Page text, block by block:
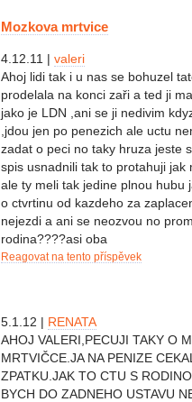
Mozkova mrtvice
4.12.11 | valeri
Ahoj lidi tak i u nas se bohuzel
prodelala na konci zaři a ted ji
jako je LDN ,ani se ji nedivim
,jdou jen po penezich ale uctu
zadat o peci no taky hruza jeste
spis usnadnili tak to protahuji
ale ty meli tak jedine plnou hubu
o ctvrtinu od kazdeho za
nejezdi a ani se neozvou no
rodina????asi oba
Reagovat na tento příspěvek
5.1.12 | RENATA
AHOJ VALERI,PECUJI TAKY O
MRTVIČCE.JA NA PENIZE
ZPATKU.JAK TO CTU S
BYCH DO ZADNEHO USTAVU